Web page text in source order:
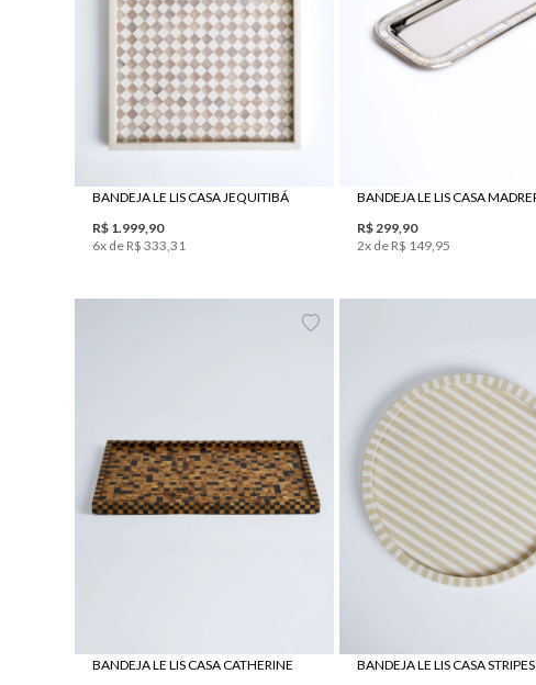
BANDEJA LE LIS CASA JEQUITIBÁ
R$ 1.999, 90
6x de R$ 333 31
R$ 299 90
2x de R$ 149 95
BANDEJA LE LIS CASA CATHERINE
BANDEJA LE LIS CASA STRIPES